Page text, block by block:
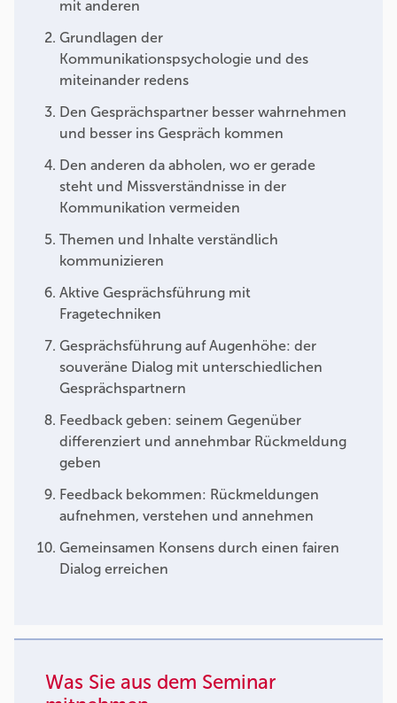
mit anderen
Grundlagen der
Kommunikationspsychologie und des
miteinander redens
Den Gesprächspartner besser wahrnehmen
und besser ins Gespräch kommen
Den anderen da abholen, wo er gerade
steht und Missverständnisse in der
Kommunikation vermeiden
Themen und Inhalte verständlich
kommunizieren
Aktive Gesprächsführung mit
Fragetechniken
Gesprächsführung auf Augenhöhe: der
souveräne Dialog mit unterschiedlichen
Gesprächspartnern
Feedback geben: seinem Gegenüber
differenziert und annehmbar Rückmeldung
geben
Feedback bekommen: Rückmeldungen
aufnehmen, verstehen und annehmen
Gemeinsamen Konsens durch einen fairen
Dialog erreichen
Was Sie aus dem Seminar